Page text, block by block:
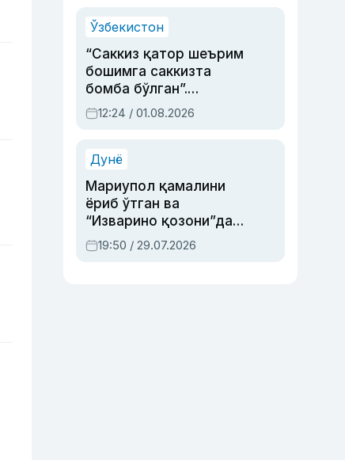
Ўзбекистон
“Саккиз қатор шеърим
бошимга саккизта
бомба бўлган”.
Абдулла Ориповни
сиёсий айбловлардан
12:24 / 01.08.2026
Дунё
Мариупол қамалини
ёриб ўтган ва
“Изварино қозони”дан
чиққан қаҳрамон —
Украина армияси бош
19:50 / 29.07.2026